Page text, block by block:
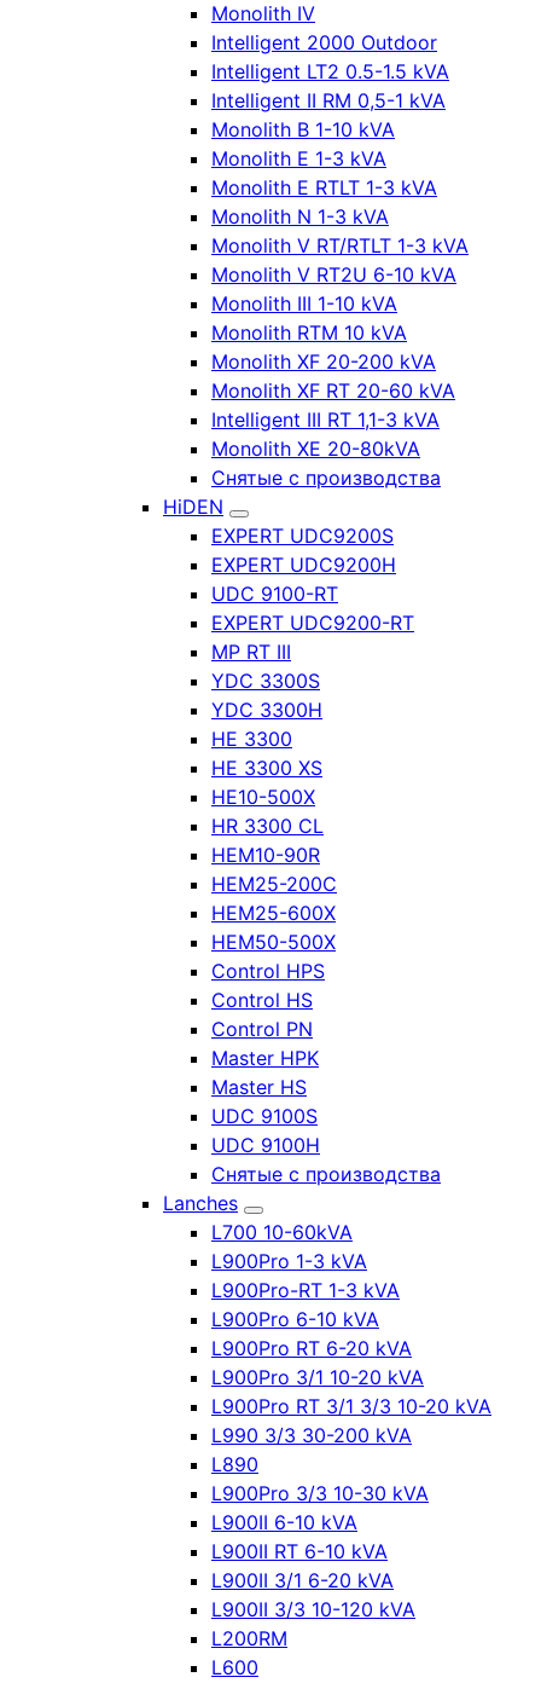
Monolith IV
Intelligent 2000 Outdoor
Intelligent LT2 0.5-1.5 kVA
Intelligent II RM 0,5-1 kVA
Monolith B 1-10 kVA
Monolith E 1-3 kVA
Monolith E RTLT 1-3 kVA
Monolith N 1-3 kVA
Monolith V RT/RTLT 1-3 kVA
Monolith V RT2U 6-10 kVA
Monolith III 1-10 kVA
Monolith RTM 10 kVA
Monolith XF 20-200 kVA
Monolith XF RT 20-60 kVA
Intelligent III RT 1,1-3 kVA
Monolith XE 20-80kVA
Снятые с производства
HiDEN
EXPERT UDC9200S
EXPERT UDC9200H
UDC 9100-RT
EXPERT UDC9200-RT
MP RT III
YDC 3300S
YDC 3300H
HE 3300
HE 3300 XS
HE10-500X
HR 3300 CL
HEM10-90R
HEM25-200C
HEM25-600X
HEM50-500X
Control HPS
Control HS
Control PN
Master HPK
Master HS
UDC 9100S
UDC 9100H
Снятые с производства
Lanches
L700 10-60kVA
L900Pro 1-3 kVA
L900Pro-RT 1-3 kVA
L900Pro 6-10 kVA
L900Pro RT 6-20 kVA
L900Pro 3/1 10-20 kVA
L900Pro RT 3/1 3/3 10-20 kVA
L990 3/3 30-200 kVA
L890
L900Pro 3/3 10-30 kVA
L900II 6-10 kVA
L900II RT 6-10 kVA
L900II 3/1 6-20 kVA
L900II 3/3 10-120 kVA
L200RM
L600